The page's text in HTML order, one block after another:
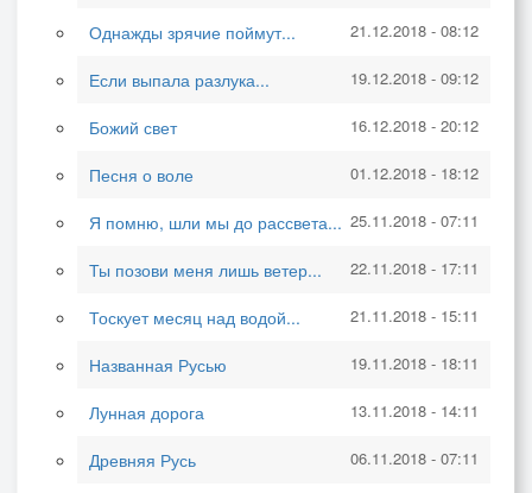
Однажды зрячие поймут... 21.12.2018 - 08:12
Если выпала разлука... 19.12.2018 - 09:12
Божий свет 16.12.2018 - 20:12
Песня о воле 01.12.2018 - 18:12
Я помню, шли мы до рассвета... 25.11.2018 - 07:11
Ты позови меня лишь ветер... 22.11.2018 - 17:11
Тоскует месяц над водой... 21.11.2018 - 15:11
Названная Русью 19.11.2018 - 18:11
Лунная дорога 13.11.2018 - 14:11
Древняя Русь 06.11.2018 - 07:11